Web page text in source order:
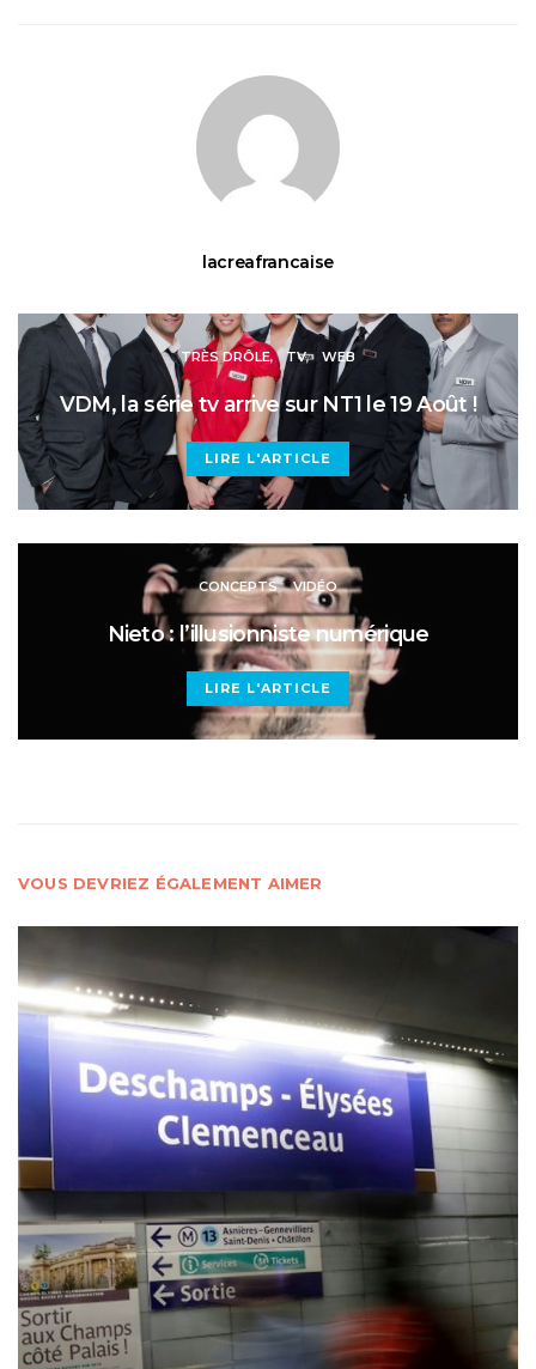
lacreafrancaise
TRÈS DRÔLE TV WEB
VDM, la série tv arrive sur NT1 le 19 Août !
LIRE L'ARTICLE
CONCEPTS VIDÉO
Nieto : l’illusionniste numérique
LIRE L'ARTICLE
VOUS DEVRIEZ ÉGALEMENT AIMER